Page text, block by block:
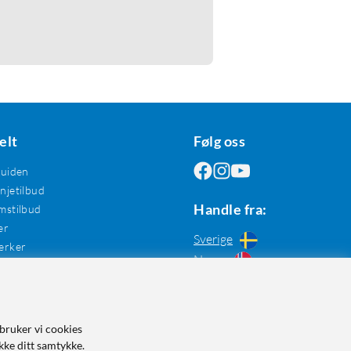
Følg oss
Handle fra:
Sverige
Norge
vi cookies
ditt samtykke.